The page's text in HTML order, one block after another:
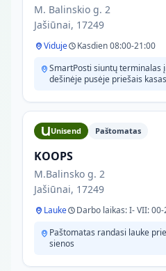
M. Balinskio g. 2
Jašiūnai, 17249
Viduje
Kasdien 08:00-21:00
SmartPosti siuntų terminalas
dešinėje pusėje priešais
Unisend Paštomatas
KOOPS
M.Balinsko g. 2
Jašiūnai, 17249
Lauke Darbo laikas: I- VII:
Paštomatas randasi lauke
sienos